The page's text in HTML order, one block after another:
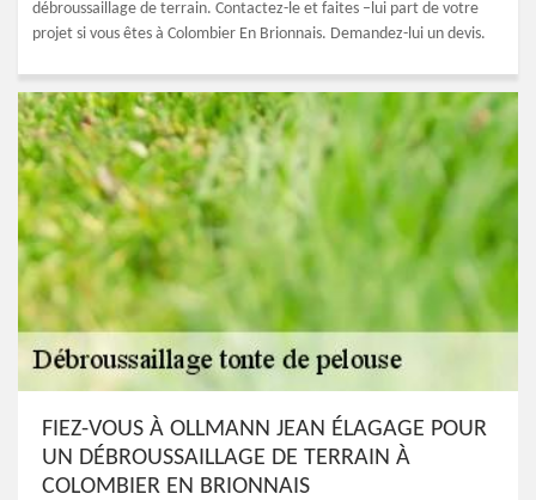
débroussaillage de terrain. Contactez-le et faites –lui part de votre
projet si vous êtes à Colombier En Brionnais. Demandez-lui un devis.
FIEZ-VOUS À OLLMANN JEAN ÉLAGAGE POUR
UN DÉBROUSSAILLAGE DE TERRAIN À
COLOMBIER EN BRIONNAIS